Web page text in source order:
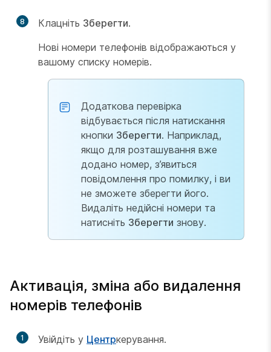
8 Клацніть Зберегти.
Нові номери телефонів відображаються у
вашому списку номерів.
Додаткова перевірка
відбувається після натискання
кнопки Зберегти. Наприклад,
якщо для розташування вже
додано номер, з’явиться
повідомлення про помилку, і ви
не зможете зберегти його.
Видаліть недійсні номери та
натисніть Зберегти знову.
Активація, зміна або видалення
номерів телефонів
1 Увійдіть у Центркерування.